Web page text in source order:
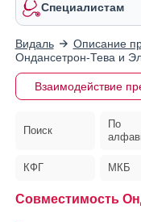
Специалистам
Видаль Описание
Ондансетрон-Тева и
Взаимодействие
Поиск
По
КФГ МКБ
Совместимость